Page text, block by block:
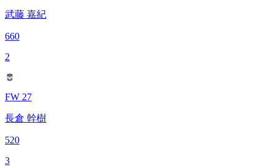
武藤 嘉紀
660
2
FW 27
長倉 幹樹
520
3